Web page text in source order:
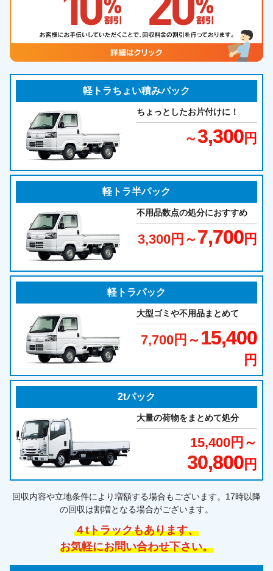
軽トラちょい積みパック
ちょっとしたお片付けに！
～3,300円
軽トラ半パック
不用品数点の処分におすすめ
3,300円～7,700円
軽トラパック
大型ゴミや不用品まとめて
7,700円～ 15,400
円
2tパック
大量の荷物をまとめて処分
15,400円～
30,800円
回収内容や立地条件により増額する場合もございます。17時以降
の回収は割増となる場合がございます。
４tトラックもあります、
お気軽にお問い合わせ下さい。